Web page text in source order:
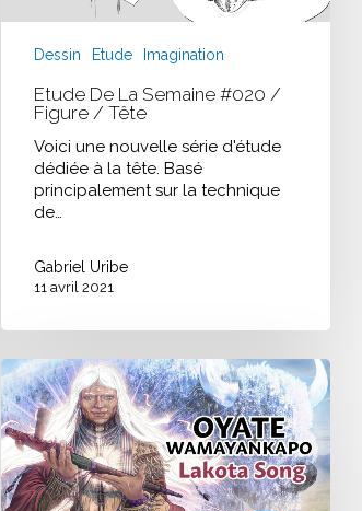
Dessin Etude Imagination
Etude De La Semaine #020 /
Figure / Tête
Voici une nouvelle série d'étude
dédiée à la tête. Basé
principalement sur la technique
de…
Gabriel Uribe
11 avril 2021